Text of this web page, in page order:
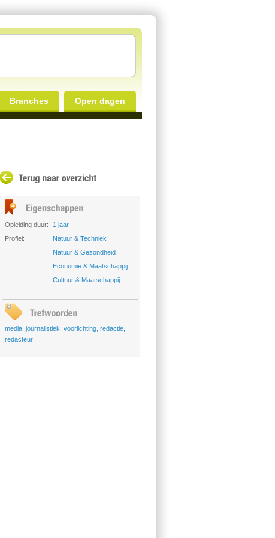
Branches Open dagen
Opleiding duur:
1 jaar
Profiel:
Natuur & Techniek
Natuur & Gezondheid
Economie & Maatschappij
Cultuur & Maatschappij
media journalistiek voorlichting redactie
redacteur